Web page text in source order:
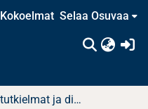
Kokoelmat Selaa Osuvaa
Pro gradu -tutkielmat ja diplomityöt